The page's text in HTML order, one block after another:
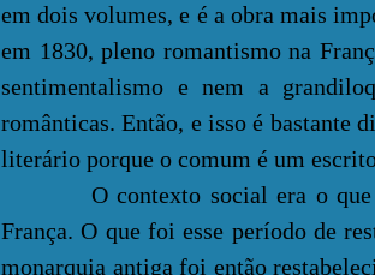
em dois volumes, e é a obra mais
em 1830, pleno romantismo na
sentimentalismo e nem a
românticas. Então, e isso é bastante
literário porque o comum é um
O contexto social era o que
França. O que foi esse período de
monarquia antiga foi então